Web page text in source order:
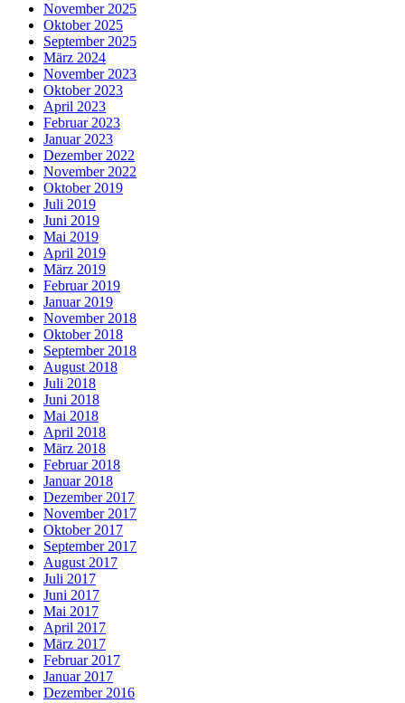
November 2025
Oktober 2025
September 2025
März 2024
November 2023
Oktober 2023
April 2023
Februar 2023
Januar 2023
Dezember 2022
November 2022
Oktober 2019
Juli 2019
Juni 2019
Mai 2019
April 2019
März 2019
Februar 2019
Januar 2019
November 2018
Oktober 2018
September 2018
August 2018
Juli 2018
Juni 2018
Mai 2018
April 2018
März 2018
Februar 2018
Januar 2018
Dezember 2017
November 2017
Oktober 2017
September 2017
August 2017
Juli 2017
Juni 2017
Mai 2017
April 2017
März 2017
Februar 2017
Januar 2017
Dezember 2016